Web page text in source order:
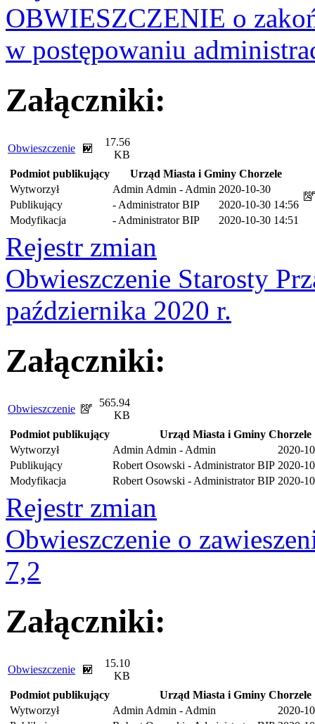
OBWIESZCZENIE o
w postępowaniu
Załączniki:
Obwieszczenie
17.56
KB
Podmiot publikujący
Urząd Miasta i Gminy Chorzele
Wytworzył
Admin Admin - Admin 2020-10-30
Publikujący
- Administrator BIP
2020-10-30 14:56
Modyfikacja
- Administrator BIP 2020-10-30 14:51
Rejestr zmian
Obwieszczenie Starosty
października 2020 r.
Załączniki:
Obwieszczenie
565.94
KB
Podmiot publikujący
Urząd Miasta i Gminy Chorzele
Wytworzył
Admin Admin - Admin
2020-
Publikujący
Robert Osowski - Administrator BIP 2020-
Modyfikacja
Robert Osowski - Administrator BIP 2020-
Rejestr zmian
Obwieszczenie o
7,2
Załączniki:
Obwieszczenie
15.10
KB
Podmiot publikujący
Urząd Miasta i Gminy Chorzele
Wytworzył
Admin Admin - Admin
2020-